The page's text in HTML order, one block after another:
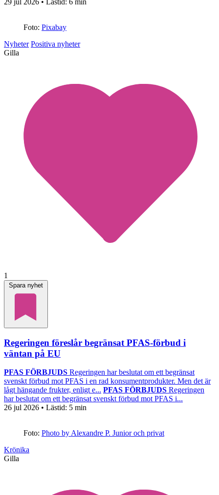
29 jul 2026 • Lästid: 6 min
Foto: Pixabay
Nyheter Positiva nyheter
Gilla
1
Spara nyhet
Regeringen föreslår begränsat PFAS-förbud i
väntan på EU
PFAS FÖRBJUDS Regeringen har beslutat om ett begränsat
svenskt förbud mot PFAS i en rad konsumentprodukter. Men det är
lågt hängande frukter, enligt e... PFAS FÖRBJUDS Regeringen
har beslutat om ett begränsat svenskt förbud mot PFAS i...
26 jul 2026 • Lästid: 5 min
Foto: Photo by Alexandre P. Junior och privat
Krönika
Gilla